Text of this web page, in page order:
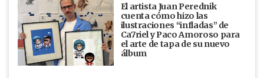
El artista Juan Perednik
cuenta cómo hizo las
ilustraciones “infladas” de
Ca7riel y Paco Amoroso para
el arte de tapa de su nuevo
álbum